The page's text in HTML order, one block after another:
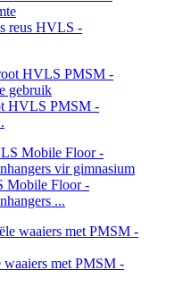
reus HVLS -
HVLS PMSM -
Mobile Floor -
...
met PMSM -